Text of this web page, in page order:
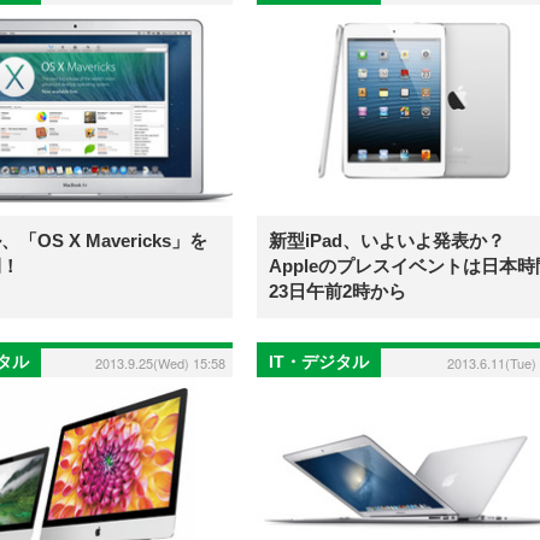
「OS X Mavericks」を
新型iPad、いよいよ発表か？
Appleのプレスイベントは日本時
23日午前2時から
ル 2013.9.25(Wed) 15:58 IT・デジタル 2013.6.11(Tue)